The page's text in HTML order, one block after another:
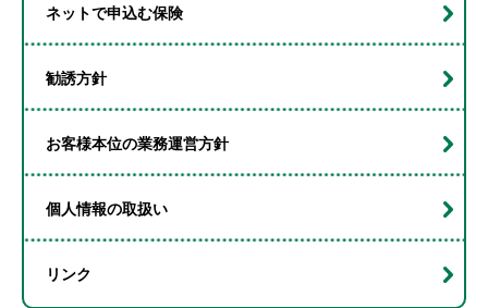
ネットで申込む保険
勧誘方針
お客様本位の業務運営方針
個人情報の取扱い
リンク